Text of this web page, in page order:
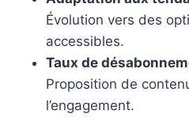
Évolution vers des
accessibles.
Taux de
Proposition de
l’engagement.